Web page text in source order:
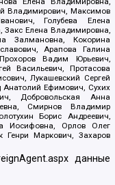
Владимирович, Максимов
Голубева Елена
Закс Елена Владимировна,
Залмановна, Кокорина
Арапова Галина
Вадим Юрьевич,
Васильевич, Протасова
Лукашевский Сергей
Ефимович, Сухих
Добровольская Анна
Смирнов Владимир
Борис Андреевич,
Иосифовна, Орлов Олег
Генри Маркович, Захаров
данные